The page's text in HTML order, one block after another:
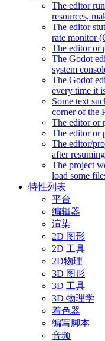
The editor
resources,
The editor
rate monitor
The editor or
The Godot
system
The Godot
every time it
Some text
corner of the
The editor or
The editor or
The editor/
after
The project
load some
特性列表
平台
编辑器
渲染
2D 图形
2D 工具
2D物理
3D 图形
3D 工具
3D 物理学
着色器
编写脚本
音频